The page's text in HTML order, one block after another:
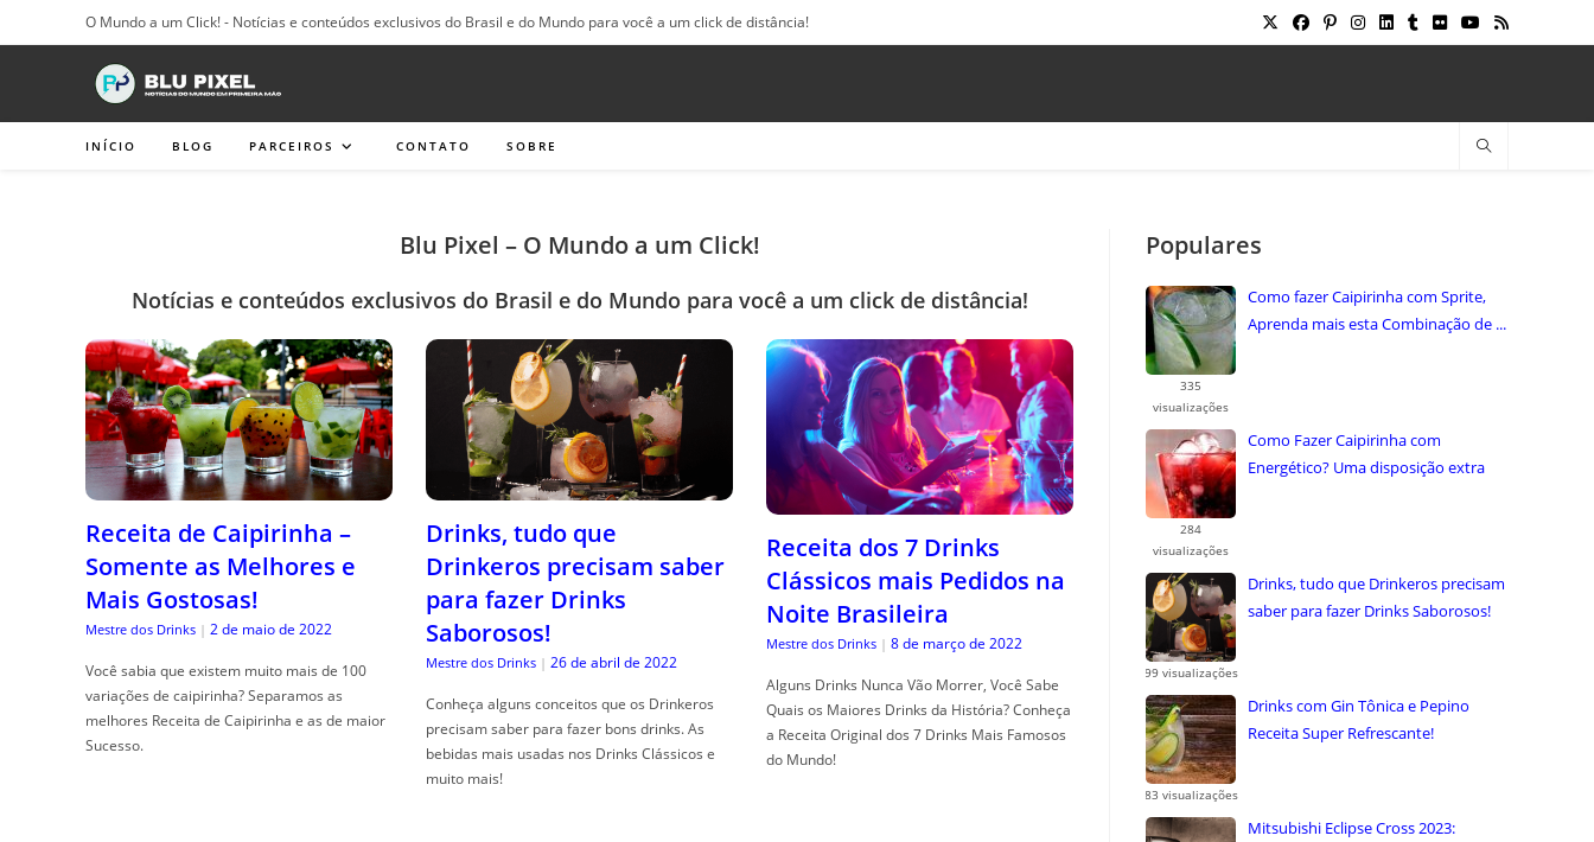
para
O Mundo a um Click! - Notícias e conteúdos exclusivos do Brasil e do Mundo para você a um click de distância!
INÍCIO BLOG PARCEIROS CONTATO SOBRE
Blu Pixel – O Mundo a um Click!
Notícias e conteúdos exclusivos do Brasil e do Mundo para você a um click de distância!
Receita de Caipirinha –
Somente as Melhores e
Mais Gostosas!
Mestre dos Drinks | 2 de maio de 2022
Você sabia que existem muito mais de 100
variações de caipirinha? Separamos as
melhores Receita de Caipirinha e as de maior
Sucesso.
Drinks, tudo que
Drinkeros precisam saber
para fazer Drinks
Saborosos!
Mestre dos Drinks | 26 de abril de 2022
Conheça alguns conceitos que os Drinkeros
precisam saber para fazer bons drinks. As
bebidas mais usadas nos Drinks Clássicos e
muito mais!
Receita dos 7 Drinks
Clássicos mais Pedidos na
Noite Brasileira
Mestre dos Drinks | 8 de março de 2022
Alguns Drinks Nunca Vão Morrer, Você Sabe
Quais os Maiores Drinks da História? Conheça
a Receita Original dos 7 Drinks Mais Famosos
do Mundo!
Populares
Como fazer Caipirinha com Sprite,
Aprenda mais esta Combinação de ...
335
visualizações
Como Fazer Caipirinha com
Energético? Uma disposição extra
284
visualizações
Drinks, tudo que Drinkeros precisam
saber para fazer Drinks Saborosos!
99 visualizações
Drinks com Gin Tônica e Pepino
Receita Super Refrescante!
83 visualizações
Mitsubishi Eclipse Cross 2023: